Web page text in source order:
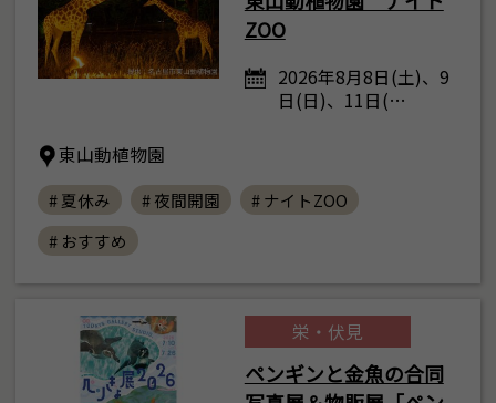
ZOO
2026年8月8日(土)、9
日(日)、11日(…
東山動植物園
# 夏休み # 夜間開園
# ナイトZOO
# おすすめ
栄・伏見
ペンギンと金魚の合同